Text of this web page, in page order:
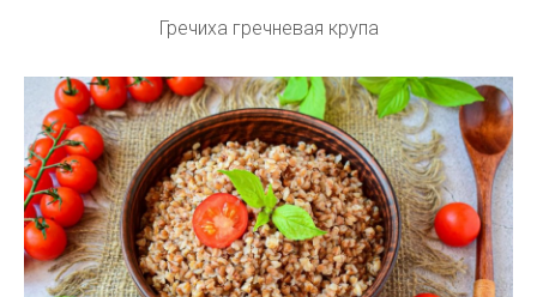
Гречиха гречневая крупа